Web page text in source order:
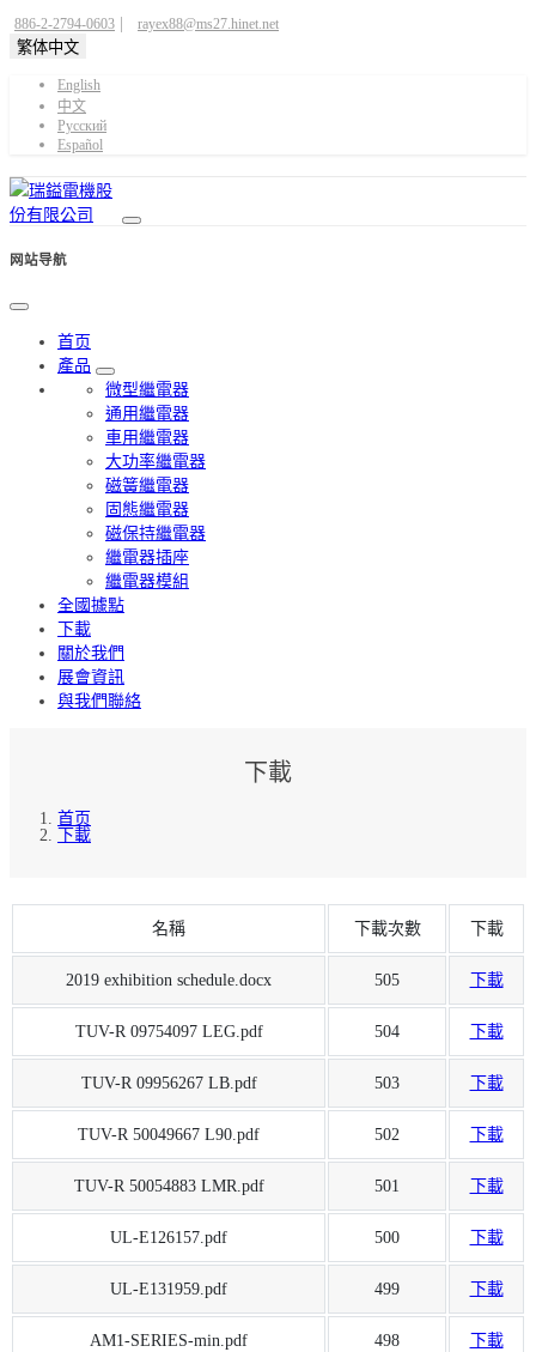
886-2-2794-0603 rayex88@ms27.hinet.net
繁体中文
English
中文
Pусский
Español
网站导航
首页
產品
微型繼電器
通用繼電器
車用繼電器
大功率繼電器
磁簧繼電器
固態繼電器
磁保持繼電器
繼電器插座
繼電器模組
全國據點
下載
關於我們
展會資訊
與我們聯絡
下載
首页
下載
名稱 下載次數 下載
2019 exhibition schedule.docx 505 下載
TUV-R 09754097 LEG.pdf 504 下載
TUV-R 09956267 LB.pdf 503 下載
TUV-R 50049667 L90.pdf 502 下載
TUV-R 50054883 LMR.pdf 501 下載
UL-E126157.pdf 500 下載
UL-E131959.pdf 499 下載
AM1-SERIES-min.pdf 498 下載